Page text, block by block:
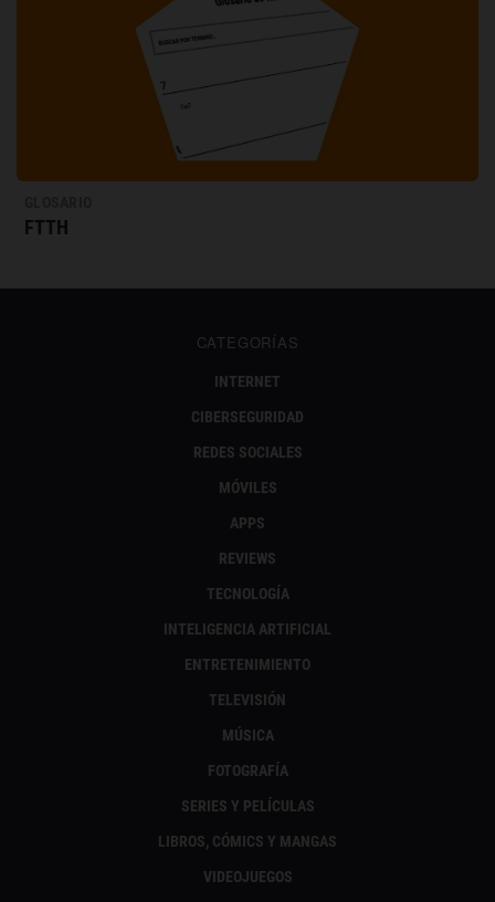
FTTH
CATEGORÍAS
INTERNET
CIBERSEGURIDAD
REDES SOCIALES
MÓVILES
APPS
REVIEWS
TECNOLOGÍA
INTELIGENCIA ARTIFICIAL
ENTRETENIMIENTO
TELEVISIÓN
MÚSICA
FOTOGRAFÍA
SERIES Y PELÍCULAS
LIBROS, CÓMICS Y MANGAS
VIDEOJUEGOS